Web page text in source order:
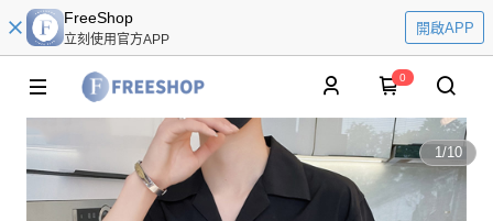
FreeShop
立刻使用官方APP
開啟APP
0
1/10